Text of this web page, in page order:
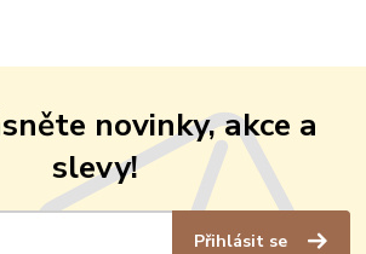
novinky, akce a
slevy!
Přihlásit se